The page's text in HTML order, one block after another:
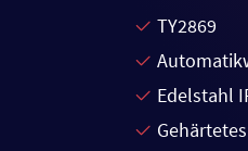
TY2869
Edelstahl